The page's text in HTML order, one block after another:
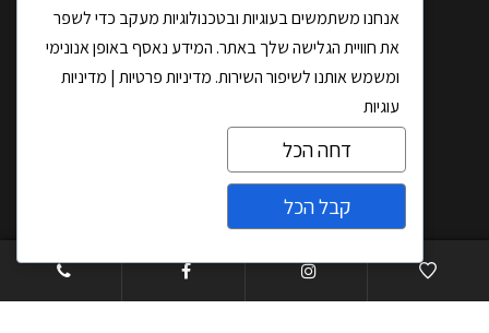
אודותינו
אדריכלים ומעצבי פנים
אנחנו משתמשים בעוגיות ובטכנולוגיות מעקב כדי לשפר
את חוויית הגלישה שלך באתר. המידע נאסף באופן אנונימי
ומשמש אותנו לשיפור השירות. מדיניות פרטיות | מדיניות
עוגיות
דחה הכל
קבל הכל